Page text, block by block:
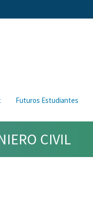
Futuros Estudiantes
CIVIL